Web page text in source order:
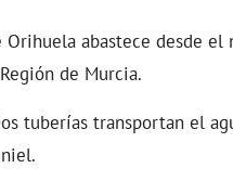
Orihuela abastece desde el
de Murcia.
tuberías transportan el